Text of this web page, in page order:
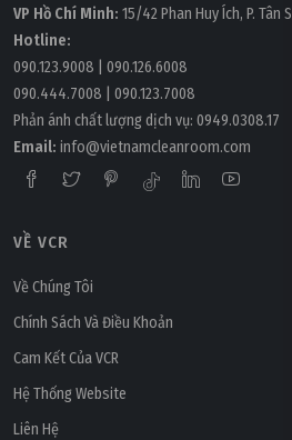
Thứ ba, 14/04/2026 | 15:33
Tích hợp BMS vào phòng sạch:
công đến quản lý thông minh
VP Hồ Chí Minh: 15/42 Phan Huy Ích, P. Tân
Hotline:
090.123.9008
090.126.6008
090.444.7008
090.123.7008
Phản ánh chất lượng dịch vụ: 0949.0308.17
Email: info@vietnamcleanroom.com
VỀ VCR
Về Chúng Tôi
Chính Sách Và Điều Khoản
Cam Kết Của VCR
Hệ Thống Website
Liên Hệ